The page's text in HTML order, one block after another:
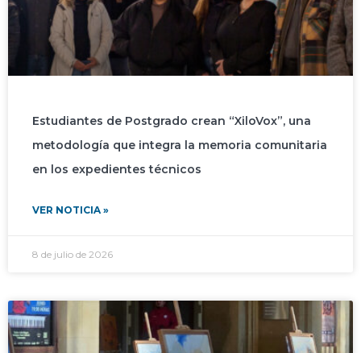
Estudiantes de Postgrado crean “XiloVox”, una
metodología que integra la memoria comunitaria
en los expedientes técnicos
VER NOTICIA »
8 de julio de 2026